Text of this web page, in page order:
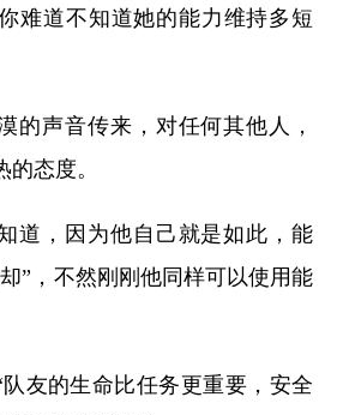
难道不知道她的能力维持多短
的声音传来，对任何其他人，
态度。
道，因为他自己就是如此，能
”，不然刚刚他同样可以使用能
友的生命比任务更重要，安全